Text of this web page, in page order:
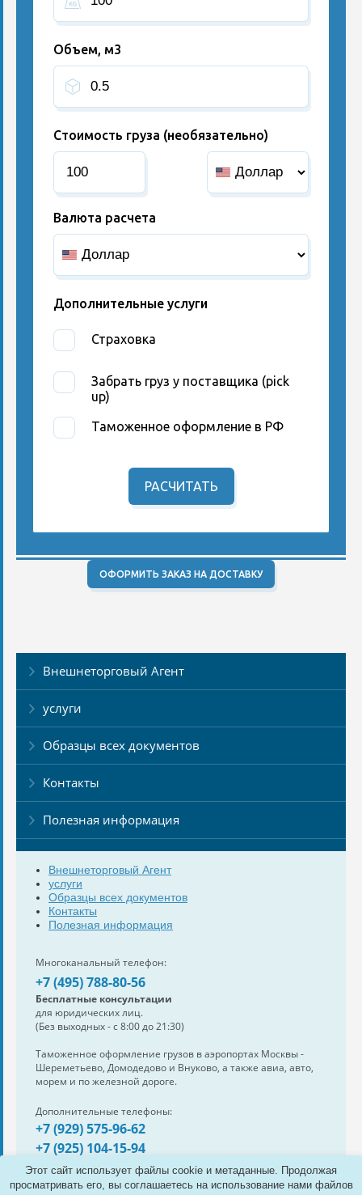
Этот сайт использует файлы cookie и метаданные. Продолжая
просматривать его, вы соглашаетесь на использование нами файлов
Объем, м3
Стоимость груза (необязательно)
Валюта расчета
Дополнительные услуги
Страховка
Забрать груз у поставщика (pick
up)
Таможенное оформление в РФ
РАСЧИТАТЬ
ОФОРМИТЬ ЗАКАЗ НА ДОСТАВКУ
Внешнеторговый Агент
услуги
Образцы всех документов
Контакты
Полезная информация
Внешнеторговый Агент
услуги
Образцы всех документов
Контакты
Полезная информация
Многоканальный телефон:
+7 (495) 788-80-56
Бесплатные консультации
для юридических лиц.
(Без выходных - с 8:00 до 21:30)
Таможенное оформление грузов в аэропортах Москвы -
Шереметьево, Домодедово и Внуково, а также авиа, авто,
морем и по железной дороге.
Дополнительные телефоны:
+7 (929) 575-96-62
+7 (925) 104-15-94
Также нам можно написать:
e-mail:info@s-standard.ru